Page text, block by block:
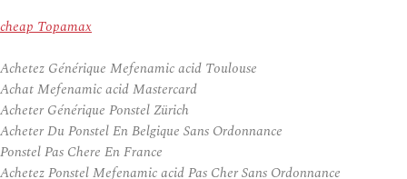
cheap Topamax
Achetez Générique Mefenamic acid Toulouse
Achat Mefenamic acid Mastercard
Acheter Générique Ponstel Zürich
Acheter Du Ponstel En Belgique Sans Ordonnance
Ponstel Pas Chere En France
Achetez Ponstel Mefenamic acid Pas Cher Sans Ordonnance